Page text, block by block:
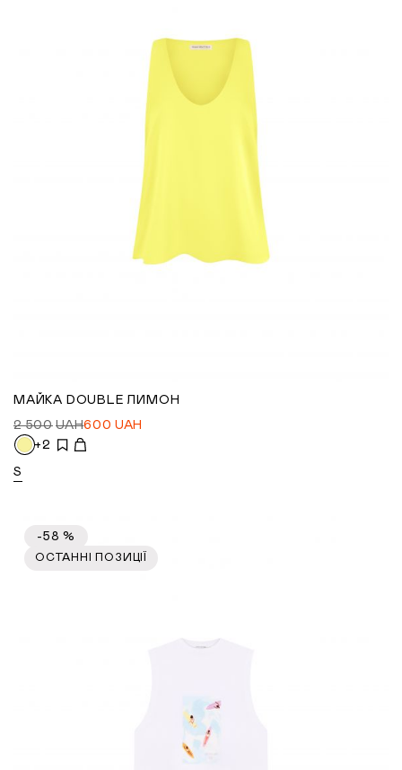
МАЙКА DOUBLE ЛИМОН
2 500 UAH600 UAH
+2
S
-58 %
ОСТАННІ ПОЗИЦІЇ